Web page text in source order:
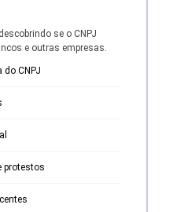
se o CNPJ
e outras empresas.
do CNPJ
protestos